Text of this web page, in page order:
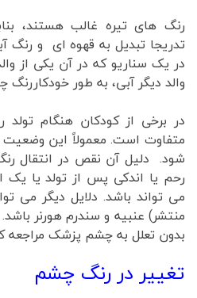
رنگ های تیره غالب هستند،
تدریجا تبدیل به قهوه ای و رنگ
در یک سناریو که در آن یکی از
والد دیگر آبی، به طور
در برخی از کودکان هنگام
متفاوت است. معمولاً این وضعیت
شود. دلیل آن نقص در انتقال
رحم یا اندکی پس از تولد یا
می تواند باشد. دلایل دیگر می
منتشر) عنبیه و سندرم هورنر
بدون تعلل به چشم پزشک مراجعه
تغییر در رنگ چشم